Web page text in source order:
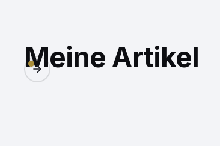
Meine Artikel